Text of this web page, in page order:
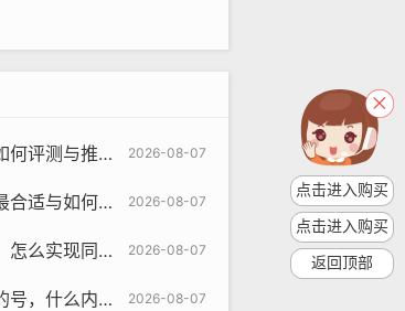
2026-08-07
测与推荐？
2026-08-07
账号类型评测
2026-08-07
与推荐策略指南
2026-08-07
与策略学习指南
点击进入购买
点击进入购买
返回顶部